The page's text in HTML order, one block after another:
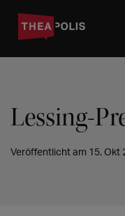
Lessing-
Veröffentlicht am 15. Okt